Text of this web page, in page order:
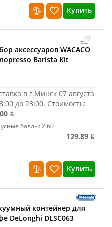
Купить
аксессуаров WACACO
Barista Kit
в г.Минск 07 августа
до 23:00. Стоимость:
ƃ
баллы: 2.60
129.89 ƃ
Купить
контейнер для
DeLonghi DLSC063